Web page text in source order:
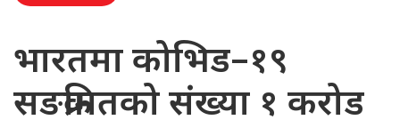
भारतमा कोभिड–१९
सङक्रमितको संख्या १ करोड